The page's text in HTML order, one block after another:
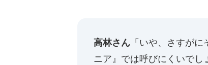
高林さん 「いや、さすが
ニア』では呼びにくいでし